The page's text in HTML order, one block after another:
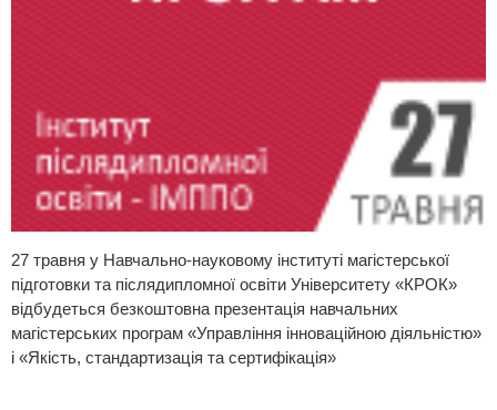
27 травня у Навчально-науковому інституті магістерської
підготовки та післядипломної освіти Університету «КРОК»
відбудеться безкоштовна презентація навчальних
магістерських програм «Управління інноваційною діяльністю»
і «Якість, стандартизація та сертифікація»